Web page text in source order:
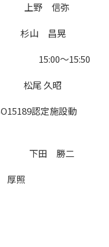
上野 信弥
杉山 昌晃
報 15:00～15:50
松尾 久昭
） 下田 勝二
厚照